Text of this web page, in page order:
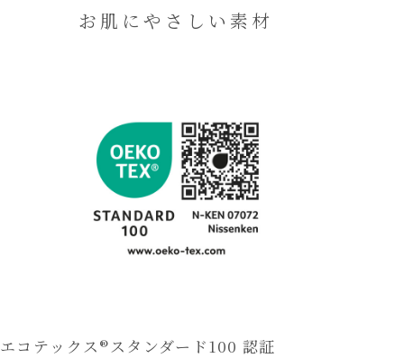
お肌にやさしい素材
エコテックス®スタンダード100 認証